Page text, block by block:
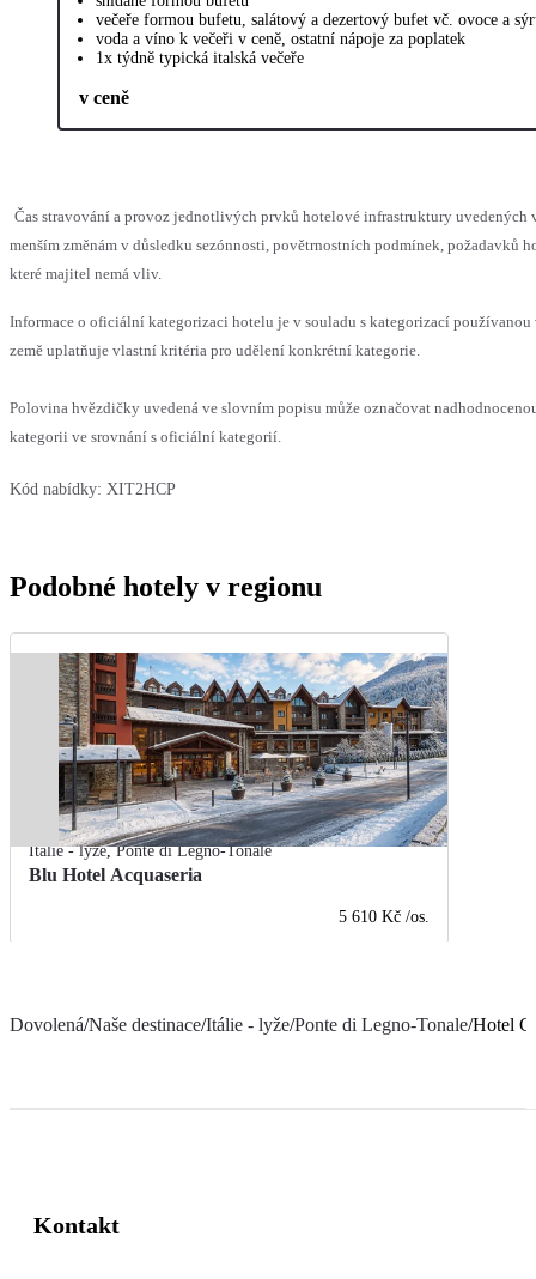
večeře formou bufetu, salátový a dezertový bufet vč. ovoce a
voda a víno k večeři v ceně, ostatní nápoje za poplatek
1x týdně typická italská večeře
v ceně
Čas stravování a provoz jednotlivých prvků hotelové infrastruktury uvedených
menším změnám v důsledku sezónnosti, povětrnostních podmínek, požadavků
které majitel nemá vliv.
Informace o oficiální kategorizaci hotelu je v souladu s kategorizací používanou
země uplatňuje vlastní kritéria pro udělení konkrétní kategorie.
Polovina hvězdičky uvedená ve slovním popisu může označovat
kategorii ve srovnání s oficiální kategorií.
Kód nabídky: XIT2HCP
Podobné hotely v regionu
Itálie - lyže,Ponte di Legno-Tonale
Blu Hotel Acquaseria
5 610 Kč /os.
Dovolená/Naše destinace/Itálie - lyže/Ponte di Legno-Tonale/Hotel
Kontakt